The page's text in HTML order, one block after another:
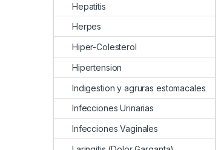
Hepatitis
Herpes
Hiper-Colesterol
Hipertension
Indigestion y agruras estomacales
Infecciones Urinarias
Infecciones Vaginales